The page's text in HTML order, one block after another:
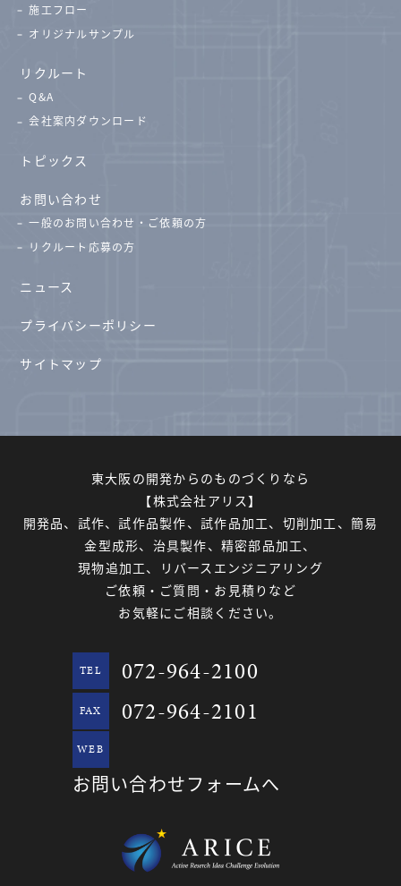
施工フロー
オリジナルサンプル
リクルート
Q&A
会社案内ダウンロード
トピックス
お問い合わせ
一般のお問い合わせ・ご依頼の方
リクルート応募の方
ニュース
プライバシーポリシー
サイトマップ
東大阪の開発からのものづくりなら
【株式会社アリス】
開発品、試作、試作品製作、試作品加工、切削加工、簡易
金型成形、治具製作、精密部品加工、
現物追加工、リバースエンジニアリング
ご依頼・ご質問・お見積りなど
お気軽にご相談ください。
TEL 072-964-2100
FAX 072-964-2101
WEB
お問い合わせフォームへ